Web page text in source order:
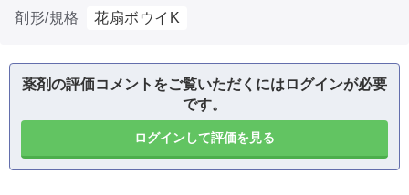
剤形/規格
花扇ボウイK
薬剤の評価コメントをご覧いただくにはログインが必要
です。
ログインして評価を見る